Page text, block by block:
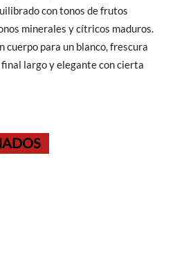
con tonos de frutos
minerales y cítricos maduros.
cuerpo para un blanco, frescura
largo y elegante con cierta